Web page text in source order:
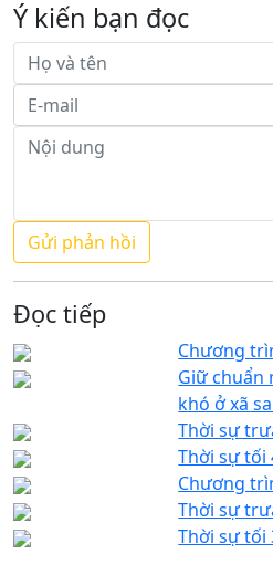
Ý kiến bạn đọc
Đọc tiếp
Chương
Giữ chuẩn
khó ở xã
Thời sự
Thời sự tối
Chương
Thời sự
Thời sự tối